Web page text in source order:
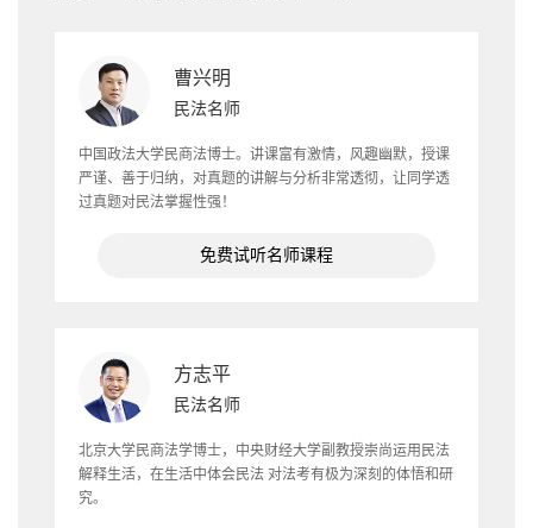
曹兴明
民法名师
中国政法大学民商法博士。讲课富有激情，风趣幽默，授课
严谨、善于归纳，对真题的讲解与分析非常透彻，让同学透
过真题对民法掌握性强！
免费试听名师课程
方志平
民法名师
北京大学民商法学博士，中央财经大学副教授崇尚运用民法
解释生活，在生活中体会民法 对法考有极为深刻的体悟和研
究。